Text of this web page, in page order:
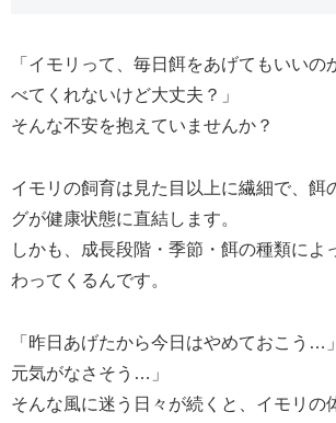
「イモリって、毎日餌をあげてもいいの
べてくれないけど大丈夫？」
そんな不安を抱えていませんか？
イモリの飼育は見た目以上に繊細で、餌
グが健康状態に直結します。
しかも、成長段階・季節・餌の種類によ
わってくるんです。
「昨日あげたから今日はやめておこう…
元気がなさそう…」
そんな風に迷う日々が続くと、イモリの